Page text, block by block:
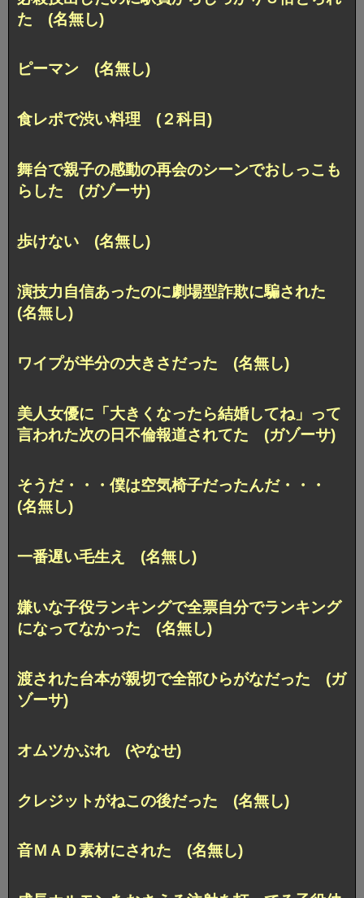
た (名無し)
ピーマン (名無し)
食レポで渋い料理 (２科目)
舞台で親子の感動の再会のシーンでおしっこも
らした (ガゾーサ)
歩けない (名無し)
演技力自信あったのに劇場型詐欺に騙された
(名無し)
ワイプが半分の大きさだった (名無し)
美人女優に「大きくなったら結婚してね」って
言われた次の日不倫報道されてた (ガゾーサ)
そうだ・・・僕は空気椅子だったんだ・・・
(名無し)
一番遅い毛生え (名無し)
嫌いな子役ランキングで全票自分でランキング
になってなかった (名無し)
渡された台本が親切で全部ひらがなだった (ガ
ゾーサ)
オムツかぶれ (やなせ)
クレジットがねこの後だった (名無し)
音ＭＡＤ素材にされた (名無し)